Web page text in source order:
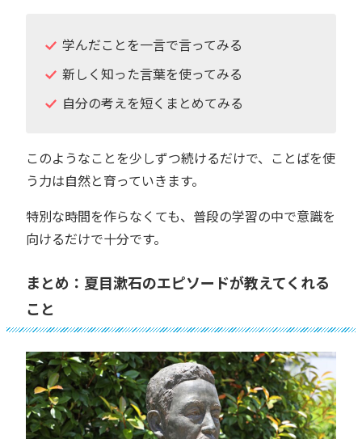
学んだことを一言で言ってみる
新しく知った言葉を使ってみる
自分の考えを短くまとめてみる
このようなことを少しずつ続けるだけで、ことばを使
う力は自然と育っていきます。
特別な時間を作らなくても、普段の学習の中で意識を
向けるだけで十分です。
まとめ：夏目漱石のエピソードが教えてくれる
こと